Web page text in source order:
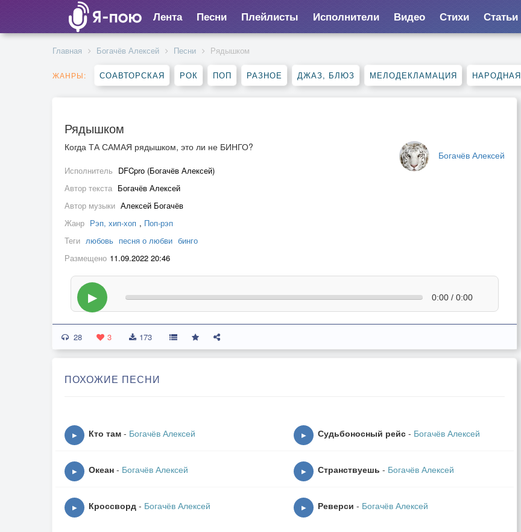
Лента Песни Плейлисты Исполнители Видео Стихи Статьи
Главная Богачёв Алексей Песни Рядышком
ЖАНРЫ: СОАВТОРСКАЯ РОК ПОП РАЗНОЕ ДЖАЗ, БЛЮЗ МЕЛОДЕКЛАМАЦИЯ НАРОДНАЯ
Рядышком
Богачёв Алексей
Когда ТА САМАЯ рядышком, это ли не БИНГО?
Исполнитель DFCpro (Богачёв Алексей)
Автор текста Богачёв Алексей
Автор музыки Алексей Богачёв
Жанр Рэп, хип-хоп , Поп-рэп
Теги любовь песня о любви бинго
Размещено 11.09.2022 20:46
▶ 0:00 / 0:00
28 3 173
ПОХОЖИЕ ПЕСНИ
▶ Кто там - Богачёв Алексей ▶ Судьбоносный рейс - Богачёв Алексей
▶ Океан - Богачёв Алексей ▶ Странствуешь - Богачёв Алексей
▶ Кроссворд - Богачёв Алексей ▶ Реверси - Богачёв Алексей